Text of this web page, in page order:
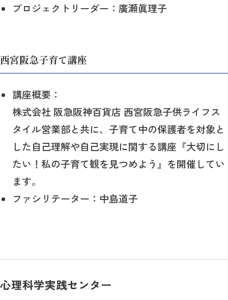
プロジェクトリーダー：廣瀬眞理子
西宮阪急子育て講座
講座概要：
株式会社 阪急阪神百貨店 西宮阪急子供ライフス
タイル営業部と共に、子育て中の保護者を対象と
した自己理解や自己実現に関する講座『大切にし
たい！私の子育て観を見つめよう』を開催してい
ます。
ファシリテーター：中島道子
心理科学実践センター